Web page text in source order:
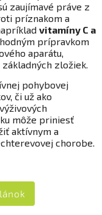
zaujímavé práve z
príznakom a
vitamíny C a
prípravkom
aparátu,
zložiek.
pohybovej
či už ako
môže priniesť
aktívnym a
chorobe.